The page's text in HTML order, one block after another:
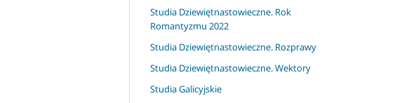
Studia Dziewiętnastowieczne. Rok
Romantyzmu 2022
Studia Dziewiętnastowieczne. Rozprawy
Studia Dziewiętnastowieczne. Wektory
Studia Galicyjskie